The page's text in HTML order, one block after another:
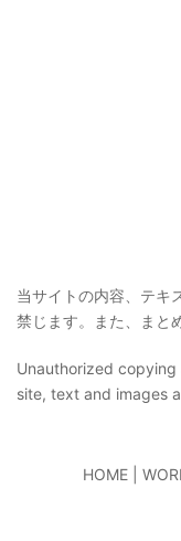
当サイトの内容、テキ
禁じます。また、まと
Unauthorized
site, text and images
HOME